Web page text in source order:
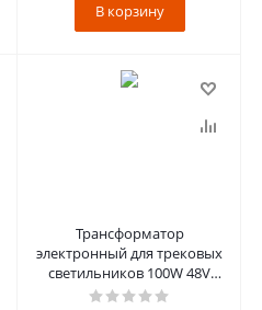
В корзину
Трансформатор
электронный для трековых
светильников 100W 48V
(драйвер), LB048